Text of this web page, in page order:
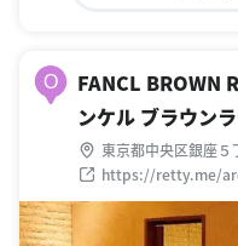
O
FANCL BROWN
ンケル ブラウン
東京都中央区銀座５
https://retty.me/
5/